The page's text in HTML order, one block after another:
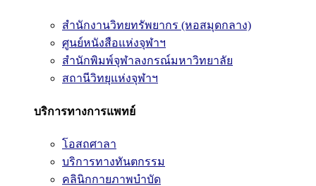
สำนักงานวิทยทรัพยากร (หอสมุดกลาง)
ศูนย์หนังสือแห่งจุฬาฯ
สำนักพิมพ์จุฬาลงกรณ์มหาวิทยาลัย
สถานีวิทยุแห่งจุฬาฯ
บริการทางการแพทย์
โอสถศาลา
บริการทางทันตกรรม
คลินิกกายภาพบำบัด